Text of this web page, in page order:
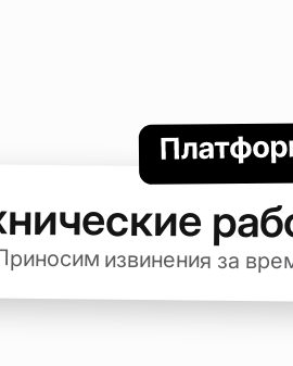
извинения за